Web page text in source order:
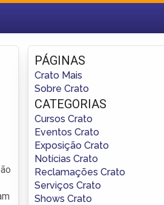
Fazer login
Criar conta
PÁGINAS
Crato Mais
Sobre Crato
CATEGORIAS
Cursos Crato
Eventos Crato
Exposição Crato
Notícias Crato
Reclamações Crato
Serviços Crato
Shows Crato